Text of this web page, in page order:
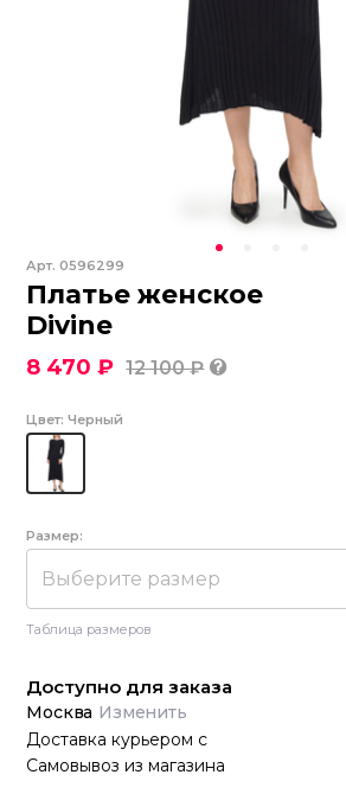
Арт.0596299
Платье женское
Divine
8 470 ₽ 12 100 ₽
Цвет: Черный
Размер:
Выберите размер
Таблица размеров
Доступно для заказа
Москва Изменить
Доставка курьером с
Самовывоз из магазина